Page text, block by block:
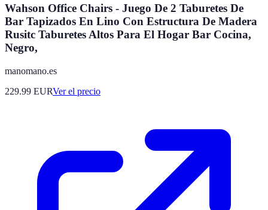
Wahson Office Chairs - Juego De 2 Taburetes De
Bar Tapizados En Lino Con Estructura De Madera
Rusitc Taburetes Altos Para El Hogar Bar Cocina,
Negro,
manomano.es
229.99 EURVer el precio